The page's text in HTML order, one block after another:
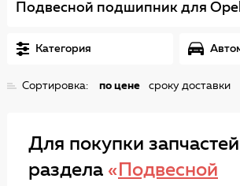
Подвесной подшипник для Opel
Категория
Сортировка: по цене сроку доставки
Для покупки
раздела « Подвесной